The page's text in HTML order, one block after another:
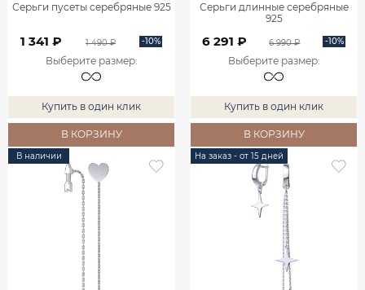
Серьги пусеты серебряные 925
1 341 ₽ 1 490 ₽ -10%
Выберите размер:
Купить в один клик
В КОРЗИНУ
Серьги длинные серебряные
925
6 291 ₽ 6 990 ₽ -10%
Выберите размер:
Купить в один клик
В КОРЗИНУ
В наличии На заказ - от 15 дней